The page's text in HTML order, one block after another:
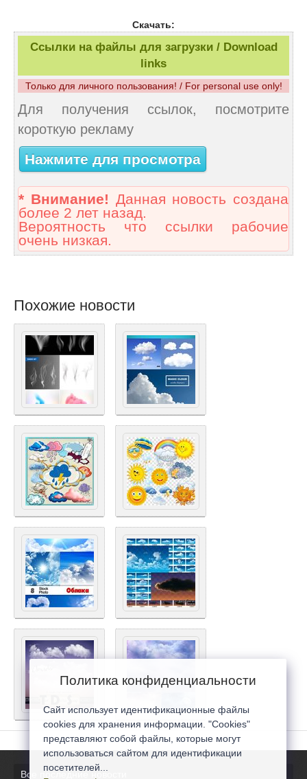
Скачать:
Ссылки на файлы для загрузки / Download
links
Только для личного пользования! / For personal use only!
Для получения ссылок, посмотрите
короткую рекламу
Нажмите для просмотра
* Внимание! Данная новость создана
более 2 лет назад.
Вероятность что ссылки рабочие
очень низкая.
Похожие новости
Все последние новости
Политика конфиденциальности
Сайт использует идентификационные файлы
cookies для хранения информации. "Cookies"
представляют собой файлы, которые могут
использоваться сайтом для идентификации
посетителей...